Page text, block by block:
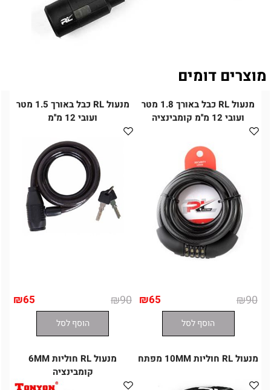
מוצרים דומים
מנעול RL כבל באורך 1.8 מטר
ועובי 12 מ''מ קומבינציה
₪90
₪65
הוסף לסל
מנעול RL כבל באורך 1.5 מטר
ועובי 12 מ''מ
₪90
₪65
הוסף לסל
מנעול RL חוליות 10MM מפתח
מנעול RL חוליות 6MM
קומבינציה